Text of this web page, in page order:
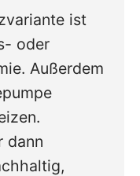
ist
oder
Außerdem
dann